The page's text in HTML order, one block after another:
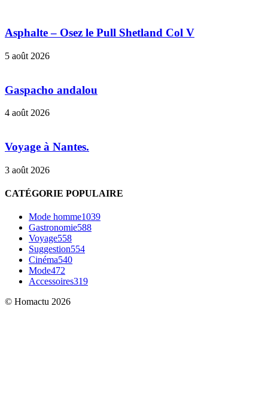
Asphalte – Osez le Pull Shetland Col V
5 août 2026
Gaspacho andalou
4 août 2026
Voyage à Nantes.
3 août 2026
CATÉGORIE POPULAIRE
Mode homme1039
Gastronomie588
Voyage558
Suggestion554
Cinéma540
Mode472
Accessoires319
© Homactu 2026